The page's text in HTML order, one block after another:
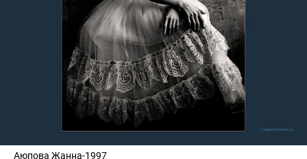
Аюпова Жанна-1997